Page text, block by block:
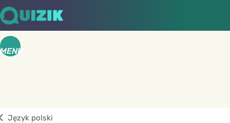
MENU
Język polski